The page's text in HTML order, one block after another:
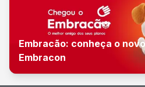
Embracão: conheça o
Embracon